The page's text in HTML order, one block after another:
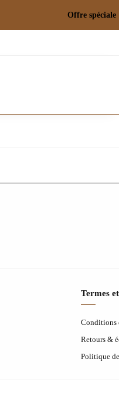
Offre
Termes
Conditions
Retours &
Politique